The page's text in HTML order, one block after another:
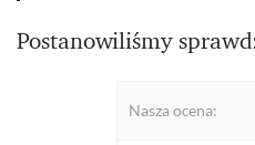
Postanowiliśmy
Nasza ocena: